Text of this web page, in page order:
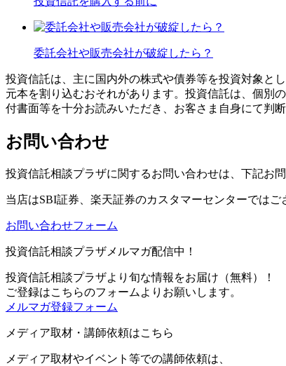
委託会社や販売会社が破綻したら？
投資信託は、主に国内外の株式や債券等を投資対象と
元本を割り込むおそれがあります。投資信託は、個別
付書面等を十分お読みいただき、お客さま自身にて判
お問い合わせ
投資信託相談プラザに関するお問い合わせは、下記お
当店はSBI証券、楽天証券のカスタマーセンターではご
お問い合わせフォーム
投資信託相談プラザメルマガ配信中！
投資信託相談プラザより旬な情報をお届け（無料）！
ご登録はこちらのフォームよりお願いします。
メルマガ登録フォーム
メディア取材・講師依頼はこちら
メディア取材やイベント等での講師依頼は、